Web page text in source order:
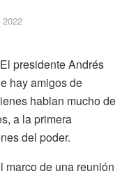
presidente Andrés
hay amigos de
hablan mucho de
a la primera
del poder.
marco de una reunión